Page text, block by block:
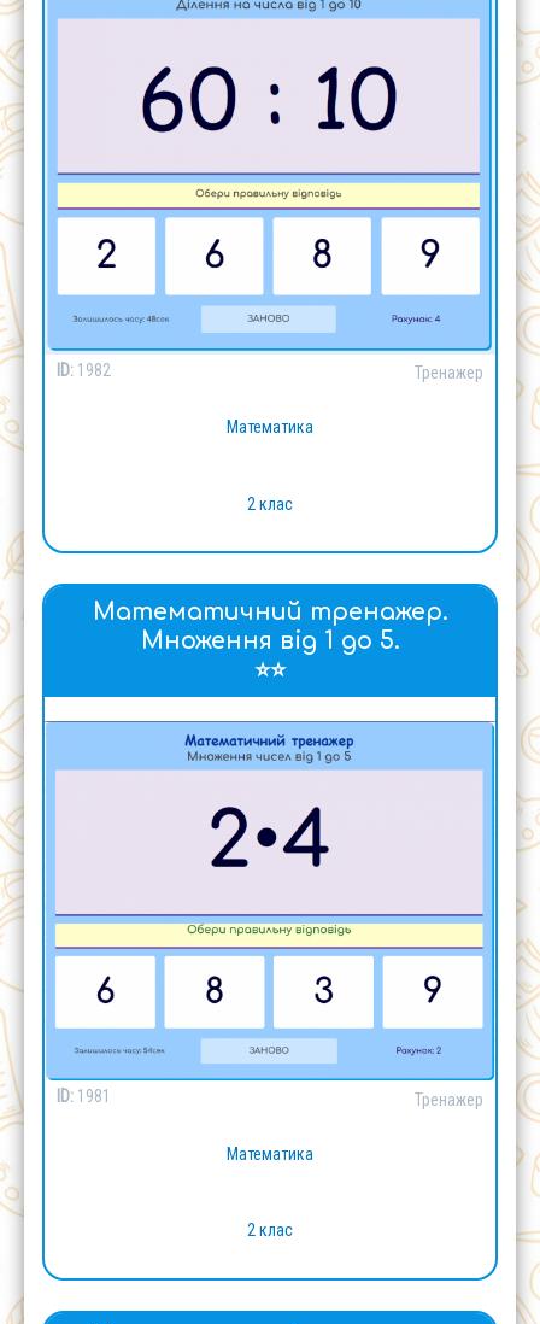
ID: 1982 Тренажер
Математика
2 клас
Математичний тренажер.
Множення від 1 до 5.
⭐⭐
ID: 1981 Тренажер
Математика
2 клас